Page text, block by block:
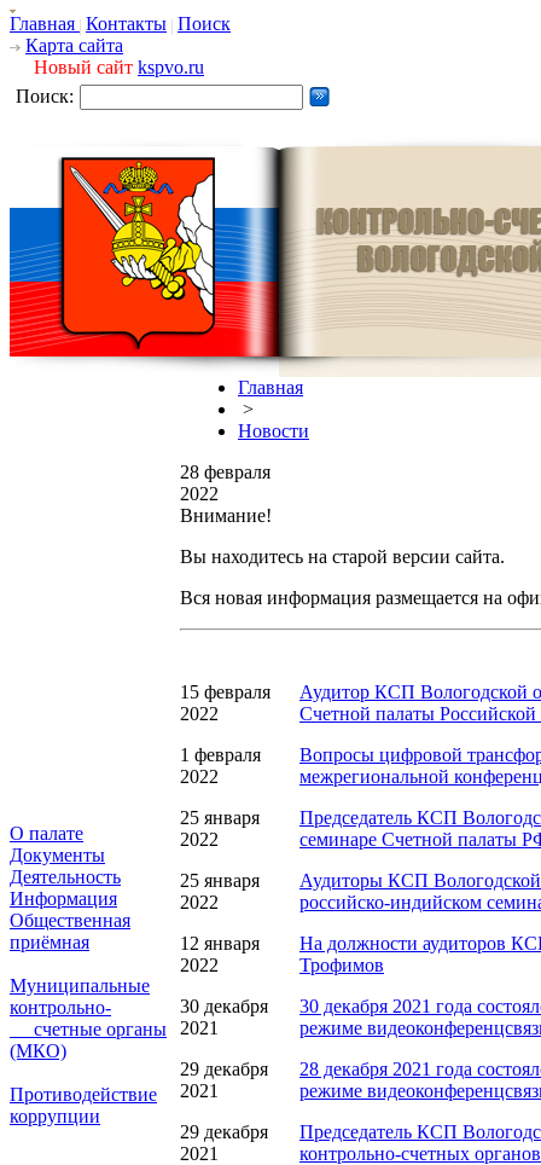
Главная Контакты Поиск
Карта сайта
Новый сайт kspvo.ru
Поиск:
О палате
Документы
Деятельность
Информация
Общественная
приёмная
Муниципальные
контрольно-
счетные органы
(МКО)
Противодействие
коррупции
Главная
>
Новости
28 февраля
2022
Внимание!
Вы находитесь на старой версии сайта.
Вся новая информация размещается на
15 февраля
2022
Аудитор КСП Вологодской
Счетной палаты
1 февраля
2022
Вопросы цифровой
межрегиональной
25 января
2022
Председатель КСП
семинаре Счетной палаты
25 января
2022
Аудиторы КСП
российско-индийском
12 января
2022
На должности аудиторов
Трофимов
30 декабря
2021
30 декабря 2021 года
режиме
29 декабря
2021
28 декабря 2021 года
режиме
29 декабря
2021
Председатель КСП
контрольно-счетных